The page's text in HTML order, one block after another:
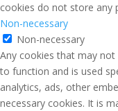
cookies do not store any
Non-necessary
Non-necessary
Any cookies that may
to function and is used
analytics, ads, other
necessary cookies. It is